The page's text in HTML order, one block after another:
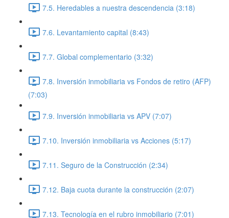
7.5. Heredables a nuestra descendencia (3:18)
7.6. Levantamiento capital (8:43)
7.7. Global complementario (3:32)
7.8. Inversión inmobiliaria vs Fondos de retiro (AFP)
(7:03)
7.9. Inversión inmobiliaria vs APV (7:07)
7.10. Inversión inmobiliaria vs Acciones (5:17)
7.11. Seguro de la Construcción (2:34)
7.12. Baja cuota durante la construcción (2:07)
7.13. Tecnología en el rubro inmobiliario (7:01)